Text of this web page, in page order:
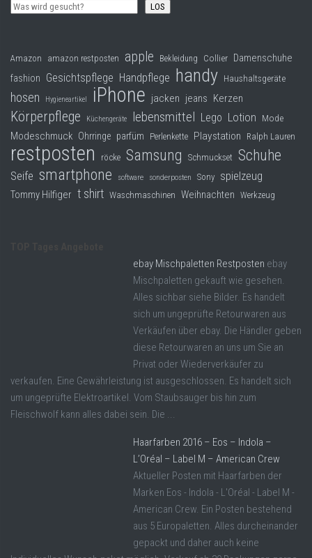
LOS
Amazon amazon restposten apple Bekleidung Collier Damenschuhe
fashion Gesichtspflege Handpflege handy Haushaltsgeräte
hosen Hygieneartikel iPhone jacken jeans Kerzen
Körperpflege Küchengeräte lebensmittel Lego Lotion Mode
Modeschmuck Ohrringe parfüm Perlenkette Playstation Ralph Lauren
restposten röcke Samsung Schmuckset Schuhe
Seife smartphone software sonderposten Sony spielzeug
Tommy Hilfiger t shirt Waschmaschinen Weihnachten Werkzeug
ebay Mischpaletten Restposten ebay
Mischpaletten gekauft wie gesehen.
Alles sichbar siehe Bilder. Es handelt
sich um ungeprüfte Retourwaren aus
Verkäufen über ebay. Die Händler geben
diese Retourwaren an uns um Sie an
Privat oder Wiederverkäufer zu
verkaufen. Eine Gewährleistung ist ausgeschlossen. Es handelt sich
um ungeprüfte Elektroartikel. Vom Staubsauger bis hin zum
Fleischwolf kann alles dabei sein. Die ...
Haarfarben 2016 – Eos – Indola –
L’Oréal – Label M – American Crew
Aktueller Posten mit Haarfarben der
Marken Eos - Indola - L'Oréal - Label M -
American Crew. Ein Posten bestehend
aus 5 Europaletten. Alles durcheinander
gepackt und daher auch keine